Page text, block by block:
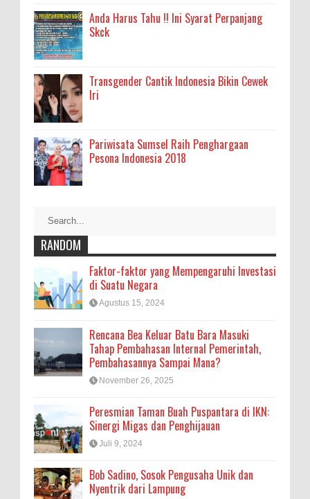
Anda Harus Tahu !! Ini Syarat Perpanjang
Skck
Transgender Cantik Indonesia Bikin Cewek
Iri
Pariwisata Sumsel Raih Penghargaan
Pesona Indonesia 2018
RANDOM
Faktor-faktor yang Mempengaruhi Investasi
di Suatu Negara
Agustus 15, 2024
Rencana Bea Keluar Batu Bara Masuki
Tahap Pembahasan Internal Pemerintah,
Pembahasannya Sampai Mana?
November 26, 2025
Peresmian Taman Buah Puspantara di IKN:
Sinergi Migas dan Penghijauan
Juli 9, 2024
Bob Sadino, Sosok Pengusaha Unik dan
Nyentrik dari Lampung